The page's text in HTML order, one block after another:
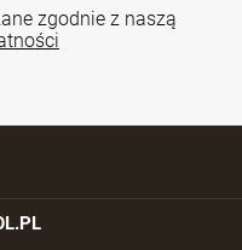
zgodnie z naszą